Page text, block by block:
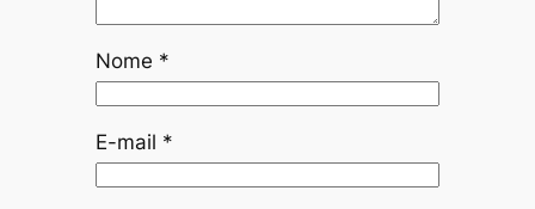
Nome *
E-mail *